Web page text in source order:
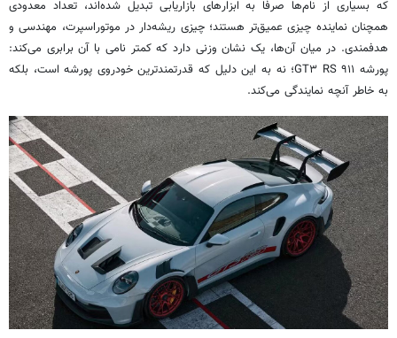
که بسیاری از نام‌ها صرفا به ابزارهای بازاریابی تبدیل شده‌اند، تعداد معدودی
همچنان نماینده چیزی عمیق‌تر هستند؛ چیزی ریشه‌دار در موتوراسپرت، مهندسی و
هدفمندی. در میان آن‌ها، یک نشان وزنی دارد که کمتر نامی با آن برابری می‌کند:
پورشه ۹۱۱ GT۳ RS؛ نه به این دلیل که قدرتمندترین خودروی پورشه است، بلکه
به خاطر آنچه نمایندگی می‌کند.